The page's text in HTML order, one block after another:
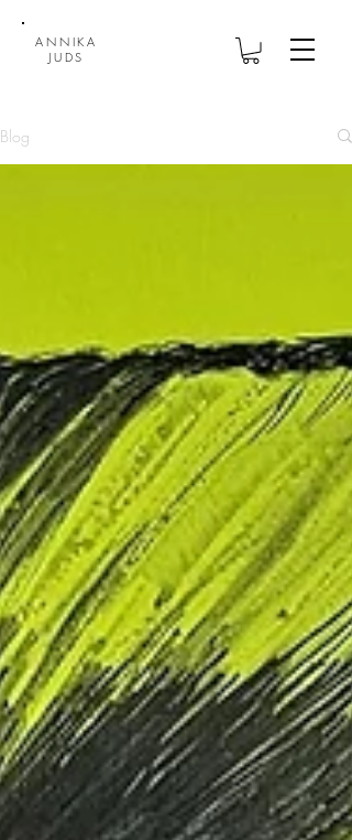
ANNIKA
JUDS
Blog